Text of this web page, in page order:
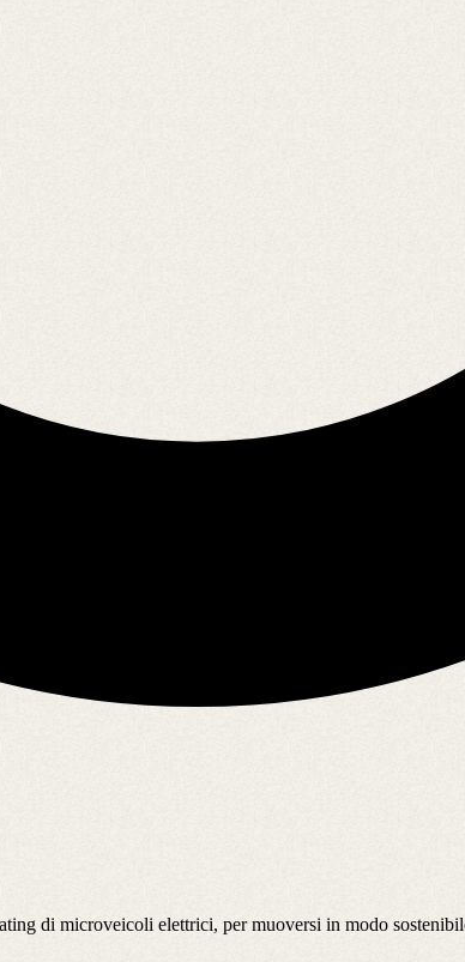
di microveicoli elettrici, per muoversi in modo